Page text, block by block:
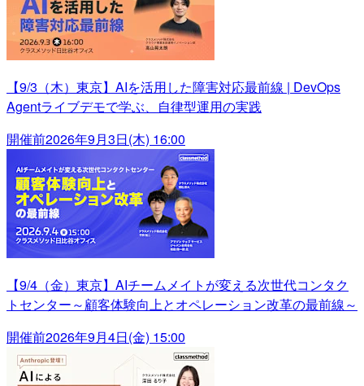
【9/3（木）東京】AIを活用した障害対応最前線 | DevOps
Agentライブデモで学ぶ、自律型運用の実践
開催前2026年9月3日(木) 16:00
【9/4（金）東京】AIチームメイトが変える次世代コンタク
トセンター～顧客体験向上とオペレーション改革の最前線～
開催前2026年9月4日(金) 15:00